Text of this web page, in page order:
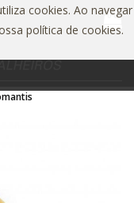
cookies. Ao navegar
política de cookies.